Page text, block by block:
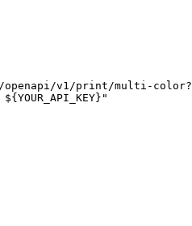
v1/print/multi-